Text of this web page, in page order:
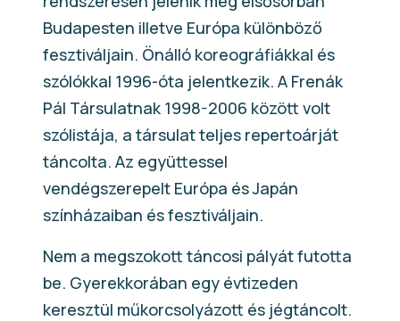
Budapesten illetve Európa különböző
fesztiváljain. Önálló koreográfiákkal és
szólókkal 1996-óta jelentkezik. A Frenák
Pál Társulatnak 1998-2006 között volt
szólistája, a társulat teljes repertoárját
táncolta. Az együttessel
vendégszerepelt Európa és Japán
színházaiban és fesztiváljain.
Nem a megszokott táncosi pályát futotta
be. Gyerekkorában egy évtizeden
keresztül műkorcsolyázott és jégtáncolt.